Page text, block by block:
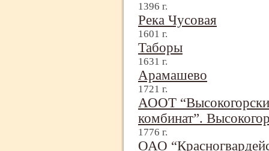
1396 г.
Река Чусовая
1601 г.
Таборы
1631 г.
Арамашево
1721 г.
АООТ
комбинат”.
1776 г.
ОАО